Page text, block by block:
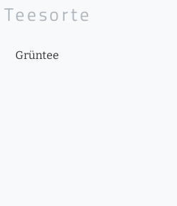
Teesorte
Grüntee